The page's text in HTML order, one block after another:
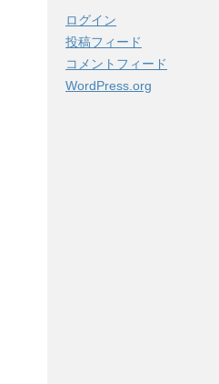
ブ
ログイン
投稿フィード
コメントフィード
WordPress.org